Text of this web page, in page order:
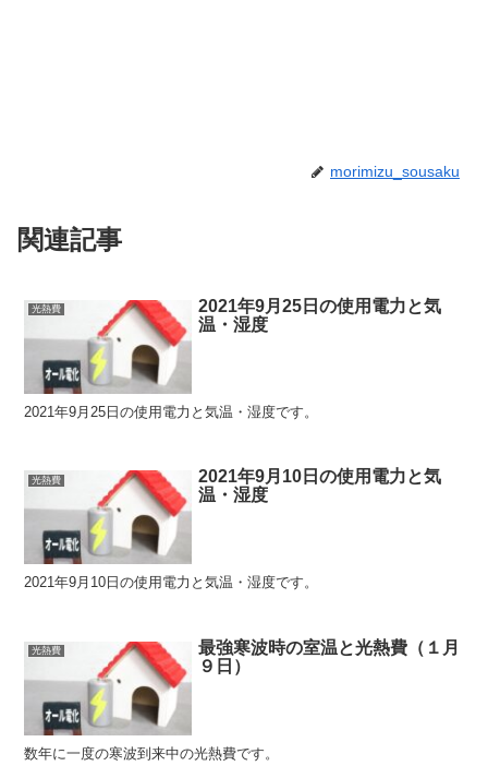
morimizu_sousaku
関連記事
光熱費
2021年9月25日の使用電力と気
温・湿度
2021年9月25日の使用電力と気温・湿度です。
光熱費
2021年9月10日の使用電力と気
温・湿度
2021年9月10日の使用電力と気温・湿度です。
光熱費
最強寒波時の室温と光熱費（１月
９日）
数年に一度の寒波到来中の光熱費です。